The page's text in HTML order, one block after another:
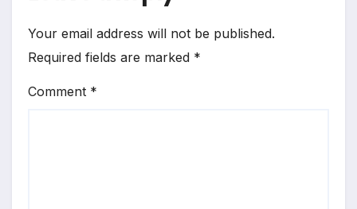
Your email address will not be published.
Required fields are marked *
Comment *